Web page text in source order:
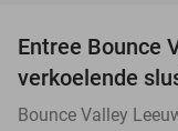
Entree Bounce
verkoelende
Bounce Valley